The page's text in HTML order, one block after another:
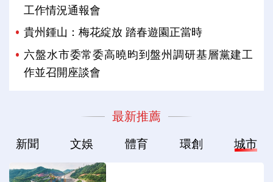
工作情況通報會
貴州鍾山：梅花綻放 踏春遊園正當時
六盤水市委常委高曉昀到盤州調研基層黨建工
作並召開座談會
最新推薦
新聞 文娛 體育 環創 城市